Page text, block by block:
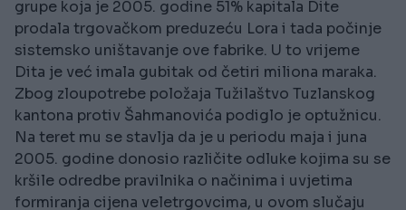
grupe koja je 2005. godine 51% kapitala Dite
prodala trgovačkom preduzeću Lora i tada počinje
sistemsko uništavanje ove fabrike. U to vrijeme
Dita je već imala gubitak od četiri miliona maraka.
Zbog zloupotrebe položaja Tužilaštvo Tuzlanskog
kantona protiv Šahmanovića podiglo je optužnicu.
Na teret mu se stavlja da je u periodu maja i juna
2005. godine donosio različite odluke kojima su se
kršile odredbe pravilnika o načinima i uvjetima
formiranja cijena veletrgovcima, u ovom slučaju